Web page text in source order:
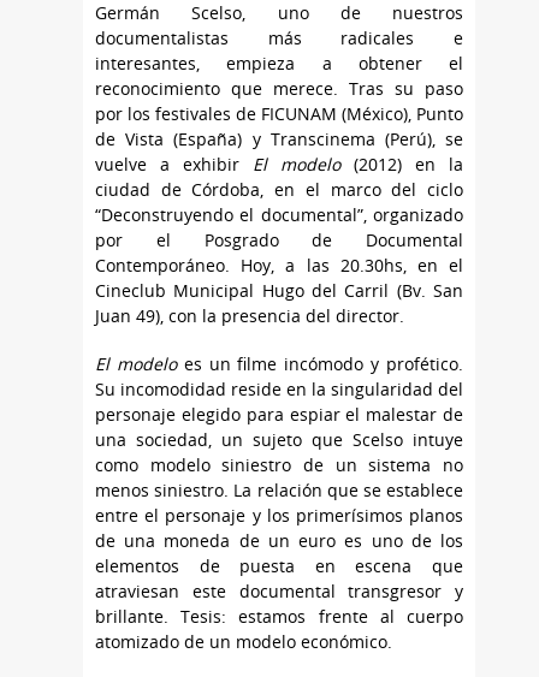
Germán Scelso, uno de nuestros
documentalistas más radicales e
interesantes, empieza a obtener el
reconocimiento que merece. Tras su paso
por los festivales de FICUNAM (México), Punto
de Vista (España) y Transcinema (Perú), se
vuelve a exhibir El modelo(2012) en la
ciudad de Córdoba, en el marco del ciclo
“Deconstruyendo el documental”, organizado
por el Posgrado de Documental
Contemporáneo. Hoy, a las 20.30hs, en el
Cineclub Municipal Hugo del Carril (Bv. San
Juan 49), con la presencia del director.
El modelo es un filme incómodo y profético.
Su incomodidad reside en la singularidad del
personaje elegido para espiar el malestar de
una sociedad, un sujeto que Scelso intuye
como modelo siniestro de un sistema no
menos siniestro. La relación que se establece
entre el personaje y los primerísimos planos
de una moneda de un euro es uno de los
elementos de puesta en escena que
atraviesan este documental transgresor y
brillante. Tesis: estamos frente al cuerpo
atomizado de un modelo económico.